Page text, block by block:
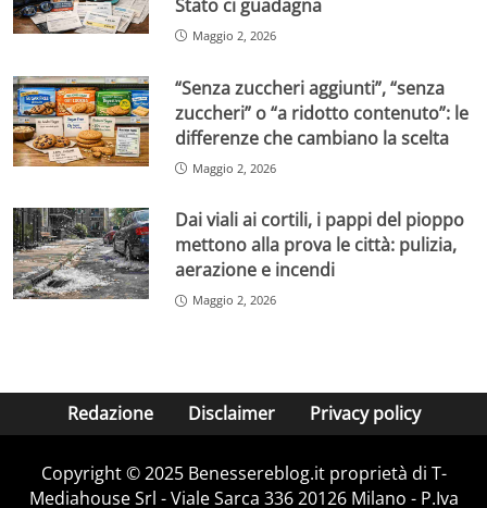
Stato ci guadagna
Maggio 2, 2026
“Senza zuccheri aggiunti”, “senza
zuccheri” o “a ridotto contenuto”: le
differenze che cambiano la scelta
Maggio 2, 2026
Dai viali ai cortili, i pappi del pioppo
mettono alla prova le città: pulizia,
aerazione e incendi
Maggio 2, 2026
Redazione Disclaimer Privacy policy
Copyright © 2025 Benessereblog.it proprietà di T-
Mediahouse Srl - Viale Sarca 336 20126 Milano - P.Iva